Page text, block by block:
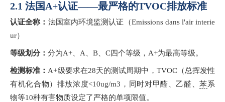
2.1 法国A+认证——最严格的TVOC排放标准
认证全称： 法国室内环境监测认证（Emissions dans l'air interie
ur）
等级划分： 分为A+、A、B、C四个等级，A+为最高等级。
检测标准：A+级要求在28天的测试周期中，TVOC（总挥发性
有机化合物）排放浓度<10ug/m3，同时对甲醛、乙醛、苯系
物等10种有害物质设定了严格的单项限值。